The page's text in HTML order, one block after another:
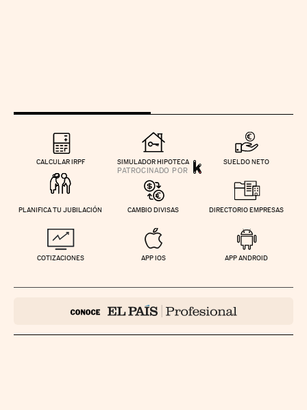
CALCULAR IRPF SIMULADOR HIPOTECA SUELDO NETO
PLANIFICA TU JUBILACIÓN CAMBIO DIVISAS DIRECTORIO EMPRESAS
COTIZACIONES APP IOS APP ANDROID